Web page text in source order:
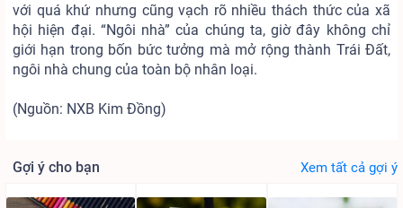
với quá khứ nhưng cũng vạch rõ nhiều thách thức của xã
hội hiện đại. “Ngôi nhà” của chúng ta, giờ đây không chỉ
giới hạn trong bốn bức tưởng mà mở rộng thành Trái Đất,
ngôi nhà chung của toàn bộ nhân loại.
(Nguồn: NXB Kim Đồng)
Gợi ý cho bạn Xem tất cả gợi ý